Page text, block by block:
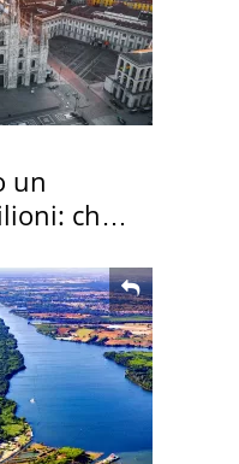
un
chi